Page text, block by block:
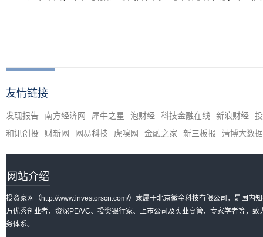
友情链接
发现报告 南方经济网 犀牛之星 泡财经 科技金融在线 新浪财经
和讯创投
财新网 网易科技 虎嗅网 金融之家 新三板报 清博大数据
网站介绍
投资家网（http://www.investorscn.com/）隶属于北京微金科技有限公司，是国内
万优秀创业者、资深PE/VC、投资银行家、上市公司及实业高管、专家学者等，
务体系。